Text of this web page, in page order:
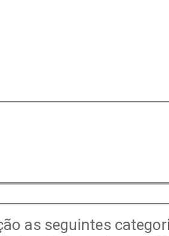
as seguintes